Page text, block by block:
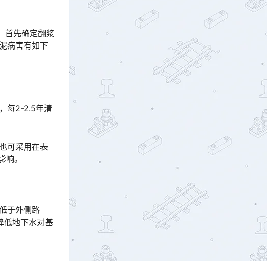
首先确定翻浆
病害有如下
每2-2.5年清
可采用在表
。󠅅󠅃󠄵󠅂󠄪󠇖󠆨󠆨󠇕󠆞󠆒󠅬󠇘󠆭󠆘󠇙󠆝󠅵󠇗󠆭󠆁󠄐󠇗󠅹󠅸󠇖󠆍󠅳󠇖󠅹󠅰󠇖󠆌󠅹
于外侧路
低地下水对基